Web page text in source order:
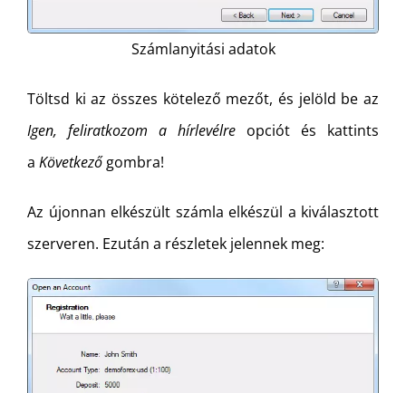
Számlanyitási adatok
Töltsd ki az összes kötelező mezőt, és jelöld be az
Igen, feliratkozom a hírlevélre opciót és kattints
a Következőgombra!
Az újonnan elkészült számla elkészül a kiválasztott
szerveren. Ezután a részletek jelennek meg: